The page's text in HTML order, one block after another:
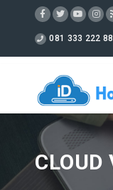
081 333 222
CLOUD